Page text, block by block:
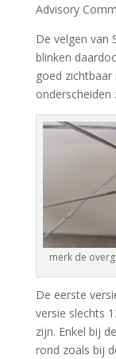
Advisory
De velgen van
blinken
goed
onderscheiden
merk de
De eerste
versie slechts
zijn. Enkel bij
rond zoals bij